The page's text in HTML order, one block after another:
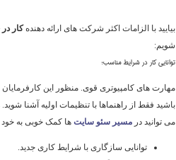
بیایید با الزامات اکثر شرکت های ارائه دهندهکار در
شویم:
توانایی کار در شرایط مناسب؛
باشید فقط از راهنماها با تنظیمات اولیه آشنا
می توانید در مسیر سئو سایت ها کمک خوبی به خود
توانایی سازگاری با شرایط کاری جدید.